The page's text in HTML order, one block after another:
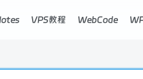
VPS教程 WebCode